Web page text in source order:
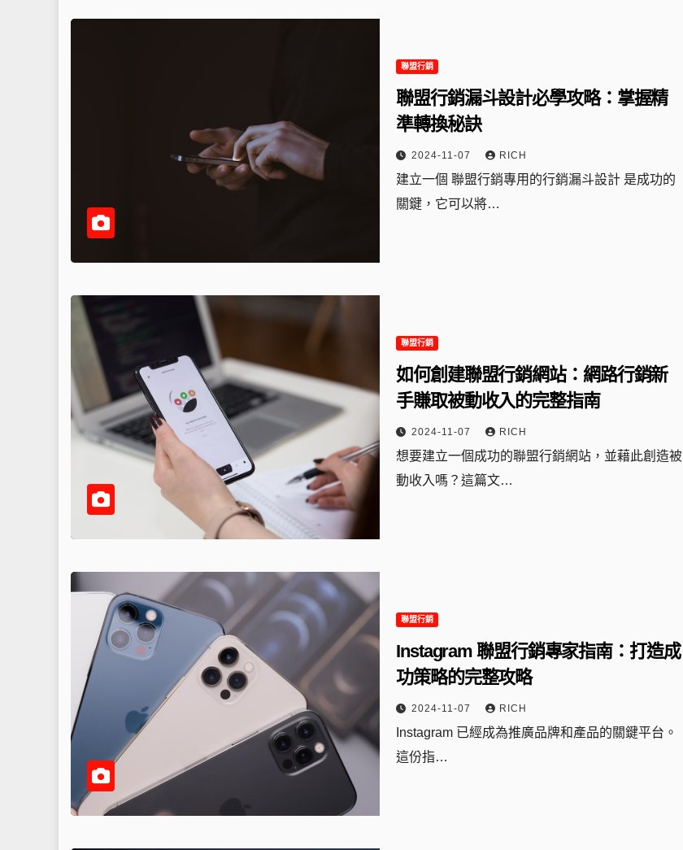
聯盟行銷
聯盟行銷漏斗設計必學攻略：掌握精
準轉換秘訣
2024-11-07 RICH
建立一個 聯盟行銷專用的行銷漏斗設計 是成功的
關鍵，它可以將…
聯盟行銷
如何創建聯盟行銷網站：網路行銷新
手賺取被動收入的完整指南
2024-11-07 RICH
想要建立一個成功的聯盟行銷網站，並藉此創造被
動收入嗎？這篇文…
聯盟行銷
Instagram 聯盟行銷專家指南：打造成
功策略的完整攻略
2024-11-07 RICH
Instagram 已經成為推廣品牌和產品的關鍵平台。
這份指…